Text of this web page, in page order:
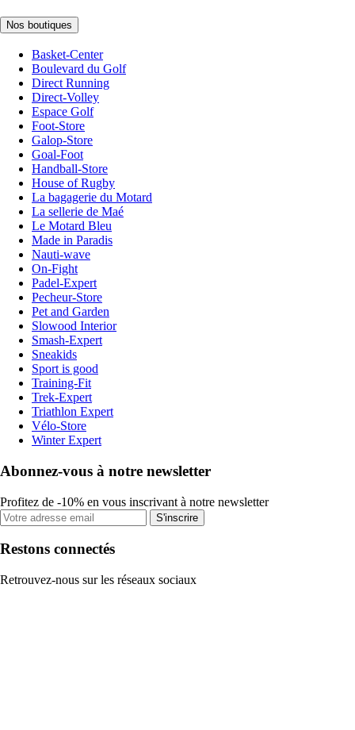
Nos boutiques
Basket-Center
Boulevard du Golf
Direct Running
Direct-Volley
Espace Golf
Foot-Store
Galop-Store
Goal-Foot
Handball-Store
House of Rugby
La bagagerie du Motard
La sellerie de Maé
Le Motard Bleu
Made in Paradis
Nauti-wave
On-Fight
Padel-Expert
Pecheur-Store
Pet and Garden
Slowood Interior
Smash-Expert
Sneakids
Sport is good
Training-Fit
Trek-Expert
Triathlon Expert
Vélo-Store
Winter Expert
Abonnez-vous à notre newsletter
Profitez de -10% en vous inscrivant à notre newsletter
S'inscrire
Restons connectés
Retrouvez-nous sur les réseaux sociaux